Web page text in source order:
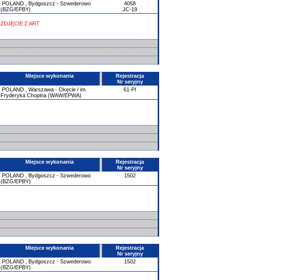
POLAND
Bydgoszcz - Szwederowo
(BZG/EPBY)
4058
JC-19
ZDJĘCIE Z ART
Miejsce wykonania
Rejestracja
Nr seryjny
POLAND
Warszawa - Okęcie / im.
Fryderyka Chopina (WAW/EPWA)
61-PI
Miejsce wykonania
Rejestracja
Nr seryjny
POLAND
Bydgoszcz - Szwederowo
(BZG/EPBY)
1502
Miejsce wykonania
Rejestracja
Nr seryjny
POLAND
Bydgoszcz - Szwederowo
(BZG/EPBY)
1502